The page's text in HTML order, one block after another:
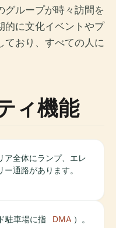
グループが時々訪問を
的に文化イベントやプ
ており、すべての人に
ィ機能
ア全体にランプ、エレ
通路があります。
駐車場に指
DMA ）。